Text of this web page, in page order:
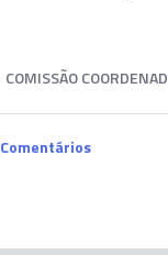
COMISSÃO
Comentários